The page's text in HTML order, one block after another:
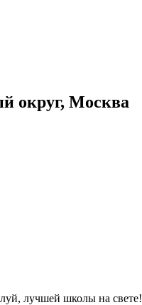
округ, Москва
лучшей школы на свете!